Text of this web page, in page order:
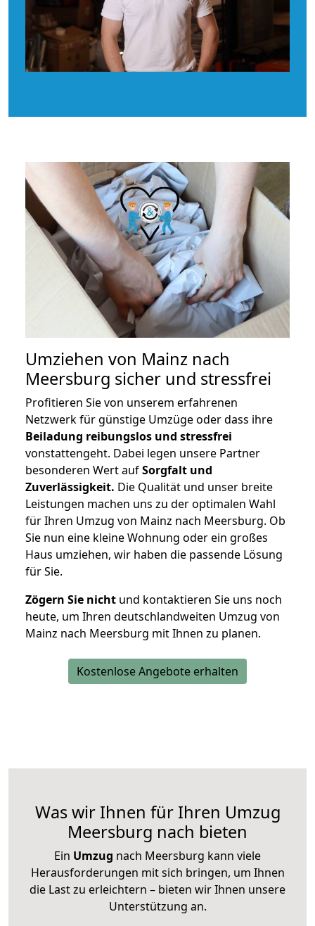
Umziehen von Mainz nach
Meersburg sicher und stressfrei
Profitieren Sie von unserem erfahrenen
Netzwerk für günstige Umzüge oder dass ihre
Beiladung reibungslos und stressfrei
vonstattengeht. Dabei legen unsere Partner
besonderen Wert aufSorgfalt und
Zuverlässigkeit. Die Qualität und unser breite
Leistungen machen uns zu der optimalen Wahl
für Ihren Umzug von Mainz nach Meersburg. Ob
Sie nun eine kleine Wohnung oder ein großes
Haus umziehen, wir haben die passende Lösung
für Sie.
Zögern Sie nicht und kontaktieren Sie uns noch
heute, um Ihren deutschlandweiten Umzug von
Mainz nach Meersburg mit Ihnen zu planen.
Kostenlose Angebote erhalten
Was wir Ihnen für Ihren Umzug
Meersburg nach bieten
Ein Umzug nach Meersburg kann viele
Herausforderungen mit sich bringen, um Ihnen
die Last zu erleichtern – bieten wir Ihnen unsere
Unterstützung an.